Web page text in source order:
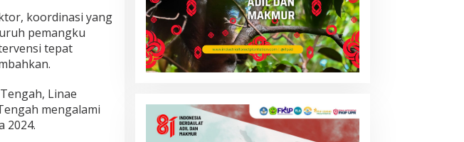
koordinasi yang
pemangku
tepat
Linae
mengalami
2024.